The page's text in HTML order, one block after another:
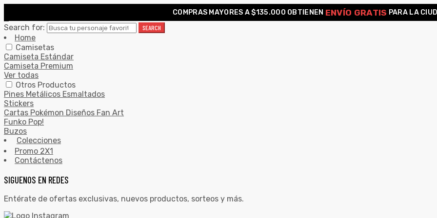
COMPRAS MAYORES A $135.000 OBTIENEN ENVÍO GRATIS PARA LA
Search for:
SEARCH
Home
Camisetas
Camiseta Estándar
Camiseta Premium
Ver todas
Otros Productos
Pines Metálicos Esmaltados
Stickers
Cartas Pokémon Diseños Fan Art
Funko Pop!
Buzos
Colecciones
Promo 2X1
Contáctenos
SIGUENOS EN REDES
Entérate de ofertas exclusivas, nuevos productos, sorteos y más.